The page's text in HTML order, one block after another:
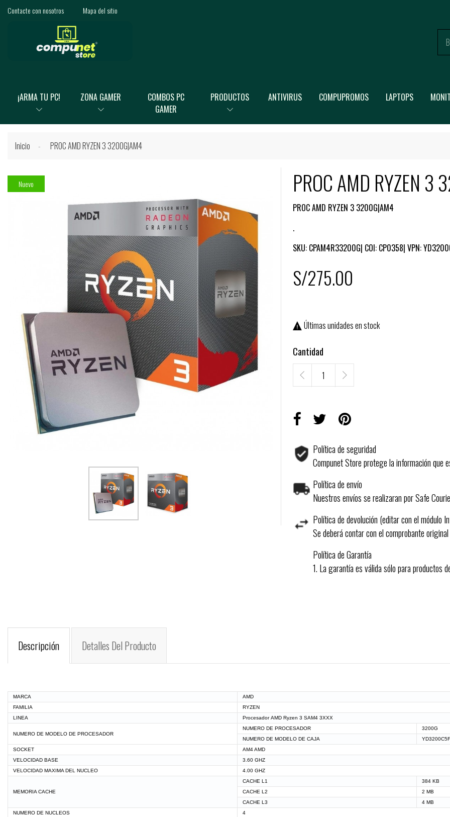
Contacte con nosotros Mapa del sitio
¡ARMA TU PC! ZONA GAMER
COMBOS PC
GAMER
PRODUCTOS ANTIVIRUS COMPUPROMOS LAPTOPS
Inicio PROC AMD RYZEN 3 3200G|AM4
Nuevo PROC AMD RYZEN 3
PROC AMD RYZEN 3 3200G|AM4
.
SKU: CPAM4R33200G| COI: CP0358| VPN:
S/275.00
 Últimas unidades en stock
Cantidad
Política de seguridad
Compunet Store protege la información que
Política de envío
Nuestros envíos se realizaran por Safe
Política de devolución (editar con el módulo
Se deberá contar con el comprobante
Política de Garantía
1. La garantía es válida sólo para productos
Descripción Detalles Del Producto
MARCA
AMD
FAMILIA
RYZEN
LINEA
Procesador AMD Ryzen 3 SAM4 3XXX
NUMERO DE MODELO DE PROCESADOR
NUMERO DE PROCESADOR
3200G
NUMERO DE MODELO DE CAJA
SOCKET
AM4 AMD
VELOCIDAD BASE
3.60 GHZ
VELOCIDAD MAXIMA DEL NUCLEO
4.00 GHZ
MEMORIA CACHE
CACHE L1
384 KB
CACHE L2
2 MB
CACHE L3
4 MB
NUMERO DE NUCLEOS
4